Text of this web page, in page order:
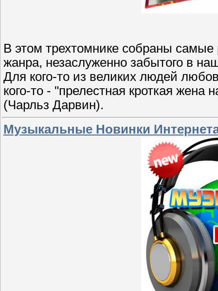
В этом трехтомнике собраны
жанра, незаслуженно забытого в
Для кого-то из великих людей
кого-то - "прелестная кроткая
(Чарльз Дарвин).
Музыкальные Новинки Интернета